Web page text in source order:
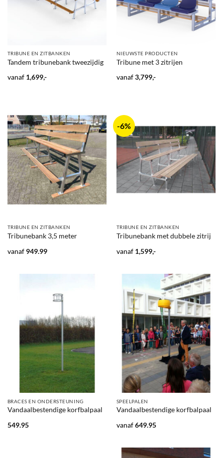
TRIBUNE EN ZITBANKEN
Tandem tribunebank tweezijdig
vanaf 1,699,-
NIEUWSTE PRODUCTEN
Tribune met 3 zitrijen
vanaf3,799,-
TRIBUNE EN ZITBANKEN
Tribunebank 3,5 meter
vanaf 949.99
-6%
TRIBUNE EN ZITBANKEN
Tribunebank met dubbele zitrij
vanaf 1,599,-
BRACES EN ONDERSTEUNING
Vandaalbestendige korfbalpaal
549.95
SPEELPALEN
Vandaalbestendige korfbalpaal
vanaf649.95